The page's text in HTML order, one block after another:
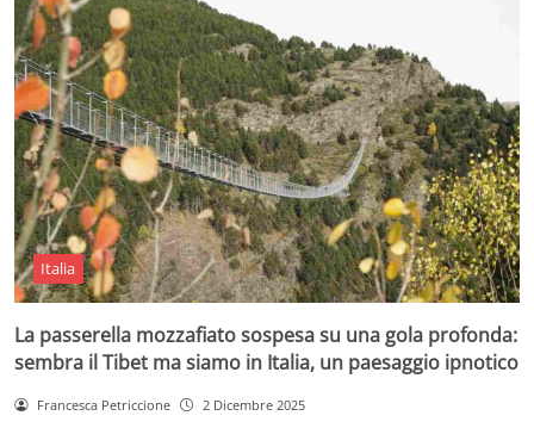
Italia
La passerella mozzafiato sospesa su una gola profonda:
sembra il Tibet ma siamo in Italia, un paesaggio ipnotico
Francesca Petriccione 2 Dicembre 2025